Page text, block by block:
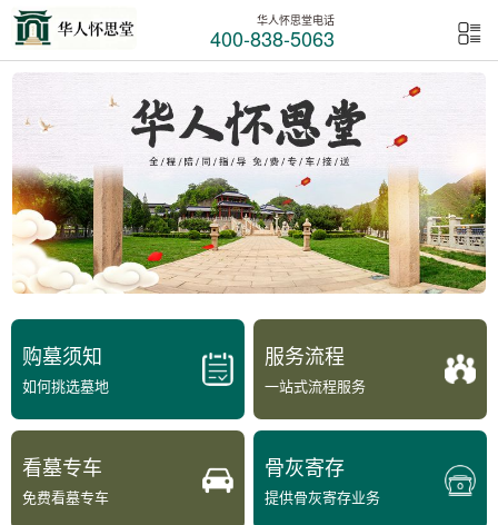
华人怀思堂电话
400-838-5063
购墓须知
如何挑选墓地
服务流程
一站式流程服务
看墓专车
免费看墓专车
骨灰寄存
提供骨灰寄存业务